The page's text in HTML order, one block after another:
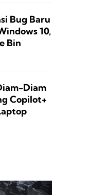
Bug Baru
10,
Bin
Diam
Copilot+